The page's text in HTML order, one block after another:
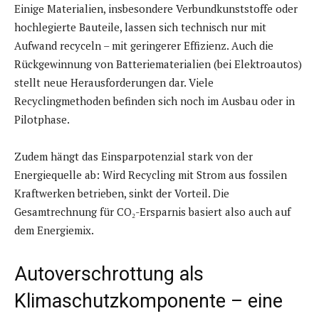
Einige Materialien, insbesondere Verbundkunststoffe oder
hochlegierte Bauteile, lassen sich technisch nur mit
Aufwand recyceln – mit geringerer Effizienz. Auch die
Rückgewinnung von Batteriematerialien (bei Elektroautos)
stellt neue Herausforderungen dar. Viele
Recyclingmethoden befinden sich noch im Ausbau oder in
Pilotphase.
Zudem hängt das Einsparpotenzial stark von der
Energiequelle ab: Wird Recycling mit Strom aus fossilen
Kraftwerken betrieben, sinkt der Vorteil. Die
Gesamtrechnung für CO₂-Ersparnis basiert also auch auf
dem Energiemix.
Autoverschrottung als
Klimaschutzkomponente – eine